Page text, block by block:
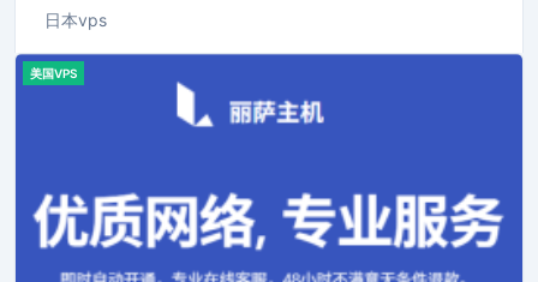
日本vps
美国VPS